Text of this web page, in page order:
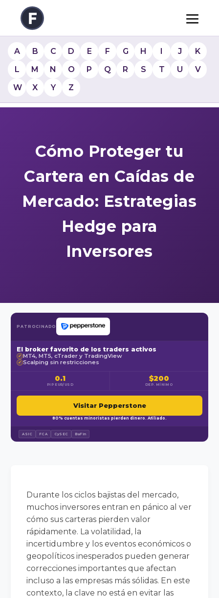
A B C D E F G H I J
K
L
M N O P Q R S T U
V
W
X Y Z
Cómo Proteger tu
Cartera en Caídas de
Mercado: Estrategias
Hedge para
Inversores
PATROCINADO
El broker favorito de los traders activos
✓ MT4, MT5, cTrader y TradingView
✓ Scalping sin restricciones
0.1
PIP EUR/USD
$200
DEP. MÍNIMO
Visitar Pepperstone
80% cuentas minoristas pierden dinero. Afiliado.
ASIC FCA CySEC BaFin
Durante los ciclos bajistas del mercado,
muchos inversores entran en pánico al ver
cómo sus carteras pierden valor
rápidamente. La volatilidad, la
incertidumbre y los eventos económicos o
geopolíticos inesperados pueden generar
correcciones importantes que afectan
incluso a las empresas más sólidas. En este
contexto, la clave no está en evitar las